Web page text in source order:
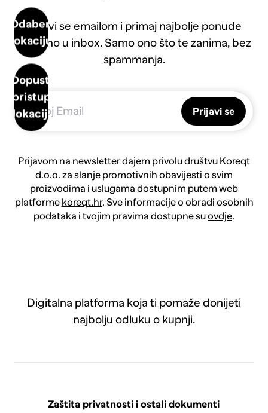
Odaberi
lokaciju
Dopusti
pristup
lokaciji
Prijavi se emailom i primaj najbolje ponude
direktno u inbox. Samo ono što te zanima, bez
spammanja.
Prijavi se
Prijavom na newsletter dajem privolu društvu Koreqt
d.o.o. za slanje promotivnih obavijesti o svim
proizvodima i uslugama dostupnim putem web
platforme koreqt.hr. Sve informacije o obradi osobnih
podataka i tvojim pravima dostupne suovdje.
Digitalna platforma koja ti pomaže donijeti
najbolju odluku o kupnji.
Zaštita privatnosti i ostali dokumenti